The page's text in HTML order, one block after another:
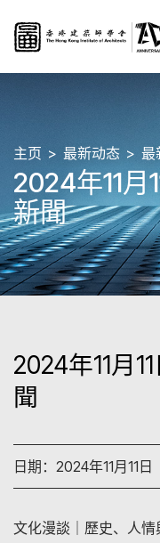
主页 最新动态 最
2024年11月
新聞
2024年11月
聞
日期：2024年11月11日
文化漫談｜歷史、人